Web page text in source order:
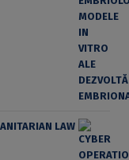
LAW